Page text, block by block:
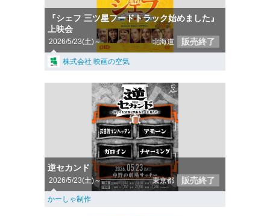
『シェフ 三ツ星フードトラック始めました』
上映会
2026/5/23(土)～ 北海道 販売終了
株式会社 映画の空気
逆セカンド
2026/5/23(土)～ 東京都 販売終了
かーしゃ制作